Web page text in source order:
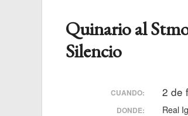
Quinario al
Silencio
CUANDO: 2 de
DONDE: Real